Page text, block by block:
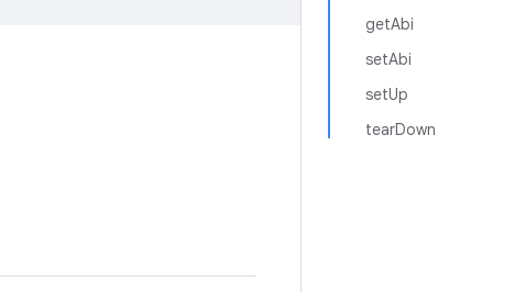
getAbi
setAbi
setUp
tearDown